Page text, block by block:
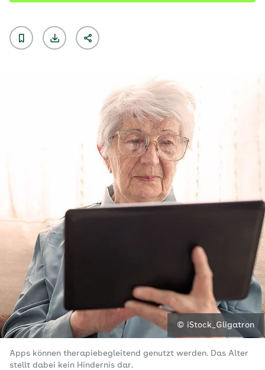
© iStock_Gligatron
Apps können therapiebegleitend genutzt werden. Das Alter
stellt dabei kein Hindernis dar.